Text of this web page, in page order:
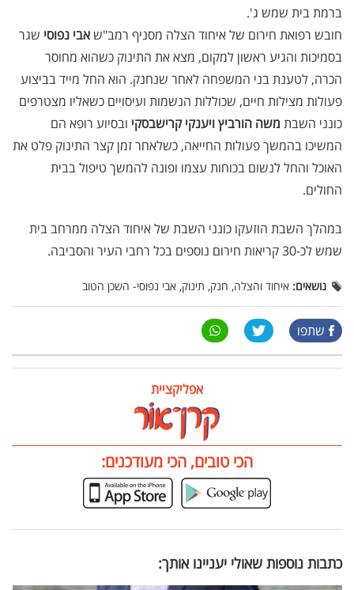
ברמת בית שמש ג'.
חובש רפואת חירום של איחוד הצלה מסניף רמב"שאבי נפוסי שגר
בסמיכות והגיע ראשון למקום, מצא את התינוק כשהוא מחוסר
הכרה, לטענת בני המשפחה לאחר שנחנק. הוא החל מייד בביצוע
פעולות מצילות חיים, שכוללות הנשמות ועיסויים כשאליו מצטרפים
כונני השבת משה הורביץ ויענקי קרישבסקי ובסיוע רופא הם
המשיכו בהמשך פעולות החייאה, כשלאחר זמן קצר התינוק פלט את
האוכל והחל לנשום בכוחות עצמו ופונה להמשך טיפול בבית
החולים.
במהלך השבת הוזעקו כונני השבת של איחוד הצלה ממרחב בית
שמש לכ-30 קריאות חירום נוספים בכל רחבי העיר והסביבה.
נושאים: איחוד והצלה, חנק, תינוק, אבי נפוסי- השכן הטוב
שתפו
אפליקציית
הכי טובים, הכי מעודכנים:
כתבות נוספות שאולי יעניינו אותך: